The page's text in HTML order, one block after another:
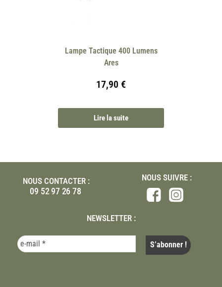
Lampe Tactique 400 Lumens
Ares
17,90 €
Lire la suite
NOUS CONTACTER :
09 52 97 26 78
NOUS SUIVRE :
NEWSLETTER :